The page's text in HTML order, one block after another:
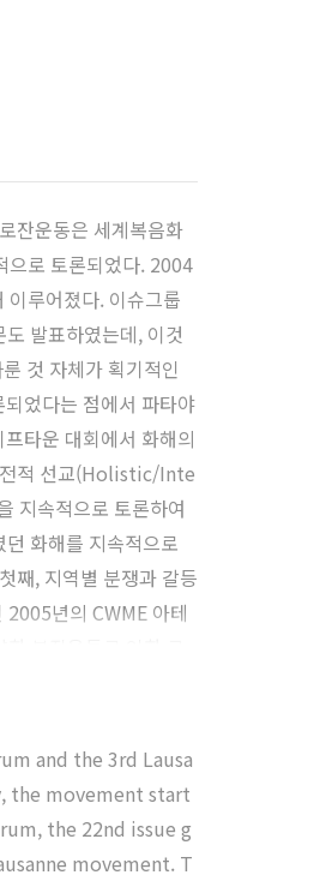
잔운동은 세계복음화
으로 토론되었다. 2004
루어졌다. 이슈그룹
발표하였는데, 이것
것 자체가 획기적인
었다는 점에서 파타야
타운 대회에서 화해의
전적 선교(Holistic/Inte
지속적으로 토론하여
화해를 지속적으로
째, 지역별 분쟁과 갈등
년의 CWME 아테
and the 3rd Lausa
the movement start
the 22nd issue g
movement. T